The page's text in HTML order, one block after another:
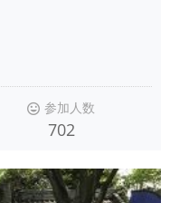
参加人数
702